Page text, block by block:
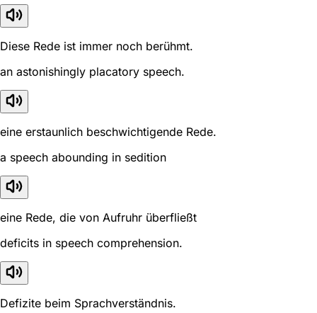
Diese Rede ist immer noch berühmt.
an astonishingly placatory speech.
eine erstaunlich beschwichtigende Rede.
a speech abounding in sedition
eine Rede, die von Aufruhr überfließt
deficits in speech comprehension.
Defizite beim Sprachverständnis.